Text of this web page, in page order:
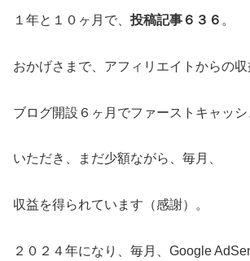
１年と１０ヶ月で、 投稿記事６３６ 。
おかげさまで、アフィリエイトからの収
ブログ開設６ヶ月でファーストキャッシ
いただき、まだ少額ながら、毎月、
収益を得られています（感謝）。
２０２４年になり、毎月、Google